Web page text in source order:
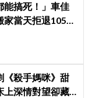
能搞死！」車佳
當天拒退105億
《殺手媽咪》甜
上深情對望卻藏